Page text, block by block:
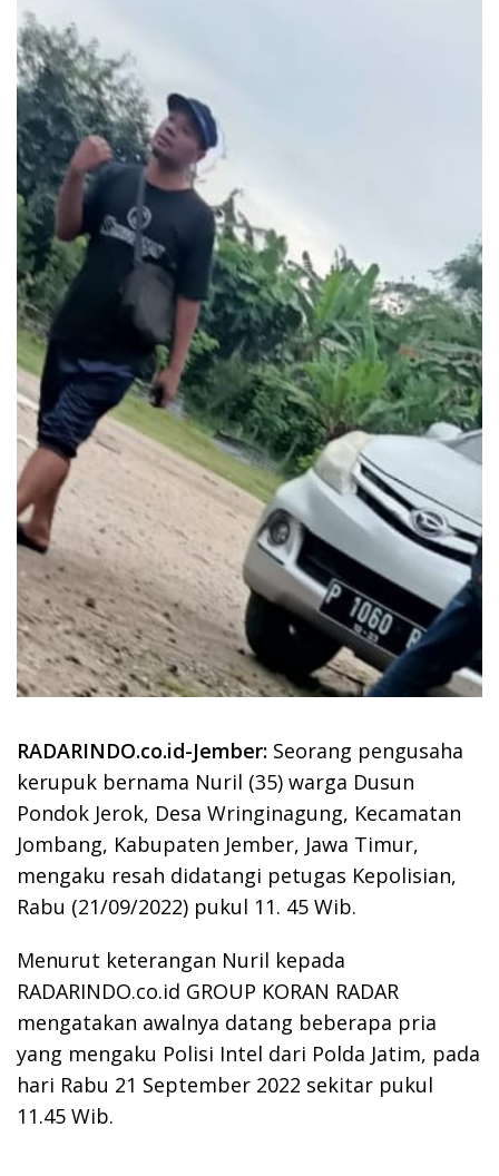
RADARINDO.co.id-Jember: Seorang pengusaha
kerupuk bernama Nuril (35) warga Dusun
Pondok Jerok, Desa Wringinagung, Kecamatan
Jombang, Kabupaten Jember, Jawa Timur,
mengaku resah didatangi petugas Kepolisian,
Rabu (21/09/2022) pukul 11. 45 Wib.
Menurut keterangan Nuril kepada
RADARINDO.co.id GROUP KORAN RADAR
mengatakan awalnya datang beberapa pria
yang mengaku Polisi Intel dari Polda Jatim, pada
hari Rabu 21 September 2022 sekitar pukul
11.45 Wib.